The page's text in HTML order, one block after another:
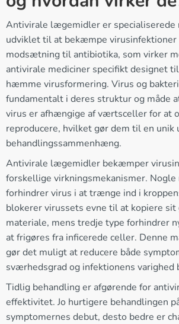
Antivirale lægemidler er specialiserede
udviklet til at bekæmpe virusinfektioner
modsætning til antibiotika, som virker
antivirale mediciner specifikt designet
hæmme virusformering. Virus og
fundamentalt i deres struktur og måde
virus er afhængige af værtsceller for at
reproducere, hvilket gør dem til en unik
behandlingssammenhæng.
Antivirale lægemidler bekæmper
forskellige virkningsmekanismer. Nogle
forhindrer virus i at trænge ind i
blokerer virussets evne til at kopiere sit
materiale, mens tredje type forhindrer
at frigøres fra inficerede celler. Denne
gør det muligt at reducere både
sværhedsgrad og infektionens varighed
Tidlig behandling er afgørende for
effektivitet. Jo hurtigere behandlingen
symptomernes debut, desto bedre er